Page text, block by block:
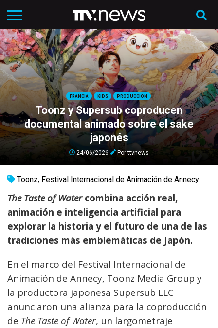
FRANCIA KIDS PRODUCCIÓN
Toonz y Supersub coproducen
documental animado sobre el sake
japonés
24/06/2026 Porttvnews
Toonz, Festival Internacional de Animación de Annecy
The Taste of Watercombina acción real,
animación e inteligencia artificial para
explorar la historia y el futuro de una de las
tradiciones más emblemáticas de Japón.
En el marco del Festival Internacional de
Animación de Annecy, Toonz Media Group y
la productora japonesa Supersub LLC
anunciaron una alianza para la coproducción
de The Taste of Water, un largometraje